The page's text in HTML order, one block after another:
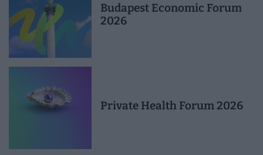
Budapest Economic Forum
2026
Private Health Forum 2026